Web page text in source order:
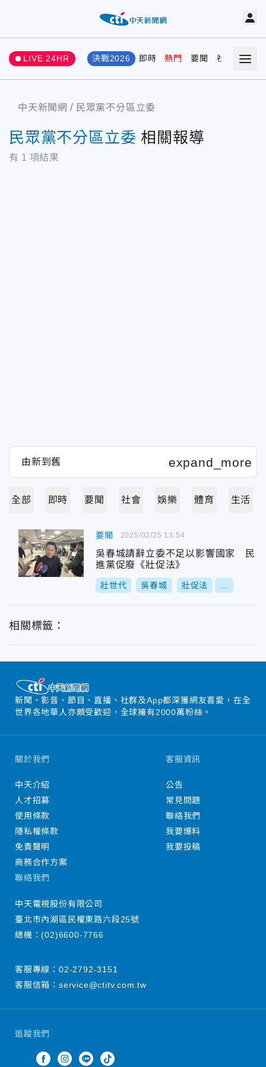
LIVE 24HR 決戰2026 即時 熱門 要聞 社會 娛樂
中天新聞網 民眾黨不分區立委
民眾黨不分區立委 相關報導
有 1 項結果
全部 即時 要聞 社會 娛樂 體育 生活
要聞
吳春城請辭立委不足以影響國家 民
進黨促廢《壯促法》
壯世代 吳春城 壯促法
2025/02/25 13:54
相關標籤：
新聞、影音、節目、直播、社群及App都深獲網友喜愛，在全
世界各地華人亦頗受歡迎，全球擁有2000萬粉絲。
追蹤我們
關於我們
中天介紹
人才招募
使用條款
隱私權條款
免責聲明
商務合作方案
客服資訊
公告
常見問題
聯絡我們
我要爆料
我要投稿
聯絡我們
中天電視股份有限公司
臺北市內湖區民權東路六段25號
總機：(02)6600-7766
客服專線： 02-2792-3151
客服信箱： service@ctitv.com.tw